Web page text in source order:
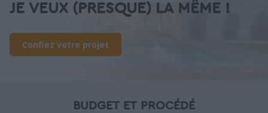
JE VEUX (PRESQUE) LA MÊME !
Confiez votre projet
BUDGET ET PROCÉDÉ